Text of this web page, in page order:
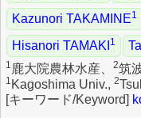
Kazunori TAKAMINE1
Hisanori TAMAKI 1
1 鹿大院農林水産、 2筑
1 Kagoshima Univ., 2